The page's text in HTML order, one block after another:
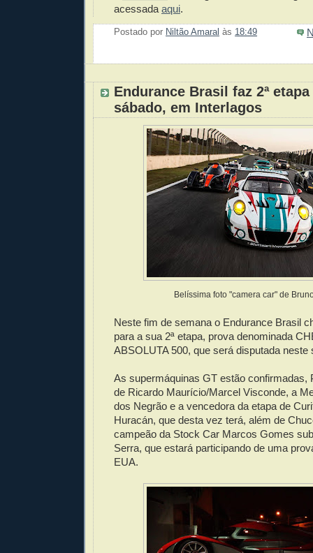
acessada aqui.
Postado por Niltão Amaral às 18:49
Endurance Brasil faz 2ª
sábado, em Interlagos
Belíssima foto "camera car" de
Neste fim de semana o Endurance Brasil
para a sua 2ª etapa, prova denominada
ABSOLUTA 500, que será disputada neste
As supermáquinas GT estão confirmadas,
de Ricardo Maurício/Marcel Visconde, a
dos Negrão e a vencedora da etapa de
Huracán, que desta vez terá, além de
campeão da Stock Car Marcos Gomes
Serra, que estará participando de uma
EUA.